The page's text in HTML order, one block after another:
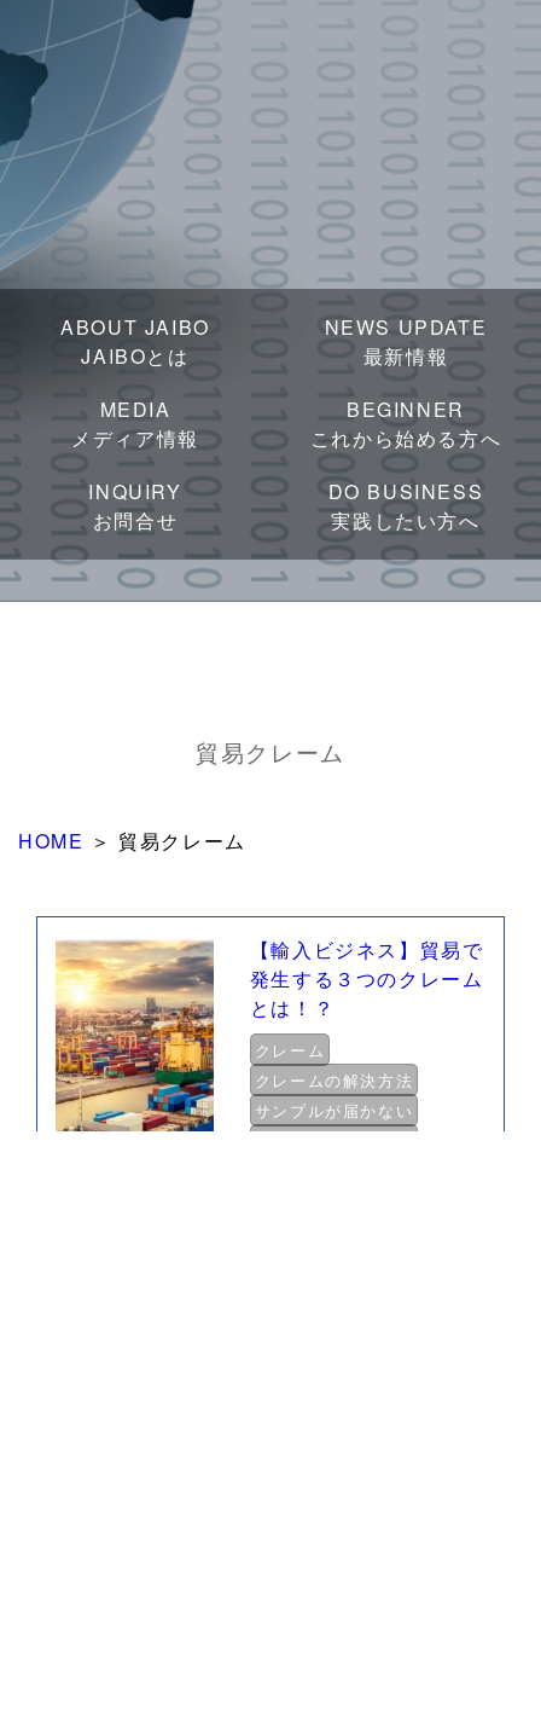
ABOUT JAIBO
JAIBOとは
NEWS UPDATE
最新情報
MEDIA
メディア情報
BEGINNER
これから始める方へ
INQUIRY
お問合せ
DO BUSINESS
実践したい方へ
貿易クレーム
HOME ＞ 貿易クレーム
【輸入ビジネス】貿易で
発生する３つのクレーム
とは！？
クレーム
クレームの解決方法
サンプルが届かない